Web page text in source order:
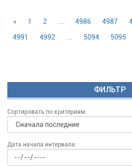
« 1 2 ... 4986 4987
4991
4992 ... 5094 5095
ФИЛЬТР
Сортировать по критериям:
Дата начала интервала: